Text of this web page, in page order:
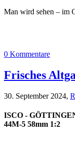
Man wird sehen – im
0 Kommentare
Frisches
30. September 2024,
ISCO -
44M-5 58mm 1:2